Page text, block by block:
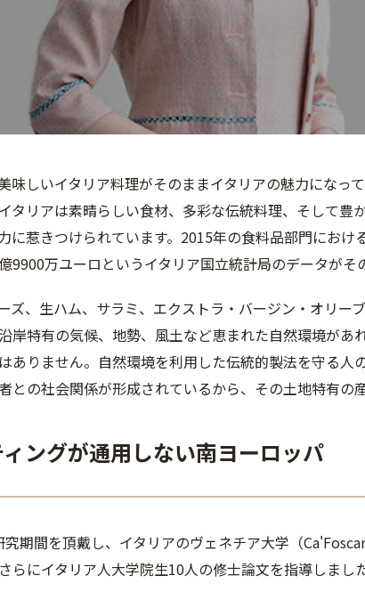
味しいイタリア料理がそのままイタリアの魅力になっ
タリアは素晴らしい食材、多彩な伝統料理、そして豊
に惹きつけられています。2015年の食料品部門にお
9900万ユーロというイタリア国立統計局のデータがそ
ズ、生ハム、サラミ、エクストラ・バージン・オリー
岸特有の気候、地勢、風土など恵まれた自然環境があ
ありません。自然環境を利用した伝統的製法を守る人
との社会関係が形成されているから、その土地特有の
ングが通用しない南ヨーロッパ
期間を頂戴し、イタリアのヴェネチア大学（
らにイタリア人大学院生10人の修士論文を指導しまし